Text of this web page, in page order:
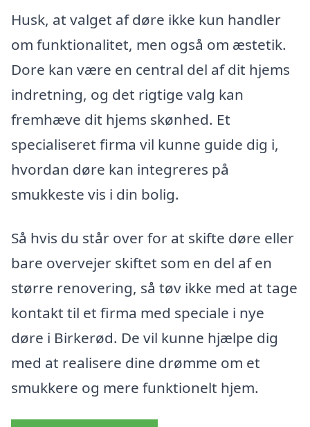
Husk, at valget af døre ikke kun handler
om funktionalitet, men også om æstetik.
Dore kan være en central del af dit hjems
indretning, og det rigtige valg kan
fremhæve dit hjems skønhed. Et
specialiseret firma vil kunne guide dig i,
hvordan døre kan integreres på
smukkeste vis i din bolig.
Så hvis du står over for at skifte døre eller
bare overvejer skiftet som en del af en
større renovering, så tøv ikke med at tage
kontakt til et firma med speciale i nye
døre i Birkerød. De vil kunne hjælpe dig
med at realisere dine drømme om et
smukkere og mere funktionelt hjem.